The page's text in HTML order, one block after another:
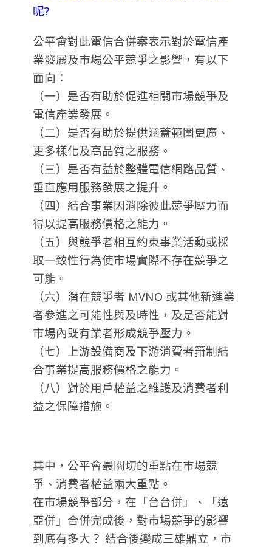
呢?
公平會對此電信合併案表示對於電信產
業發展及市場公平競爭之影響，有以下
面向：
（一）是否有助於促進相關市場競爭及
電信產業發展。
（二）是否有助於提供涵蓋範圍更廣、
更多樣化及高品質之服務。
（三）是否有益於整體電信網路品質、
垂直應用服務發展之提升。
（四）結合事業因消除彼此競爭壓力而
得以提高服務價格之能力。
（五）與競爭者相互約束事業活動或採
取一致性行為使市場實際不存在競爭之
可能。
（六）潛在競爭者 MVNO 或其他新進業
者參進之可能性與及時性，及是否能對
市場內既有業者形成競爭壓力。
（七）上游設備商及下游消費者箝制結
合事業提高服務價格之能力。
（八）對於用戶權益之維護及消費者利
益之保障措施。
其中，公平會最關切的重點在市場競
爭、消費者權益兩大重點。
在市場競爭部分，在「台台併」、「遠
亞併」合併完成後，對市場競爭的影響
到底有多大？ 結合後變成三雄鼎立，市